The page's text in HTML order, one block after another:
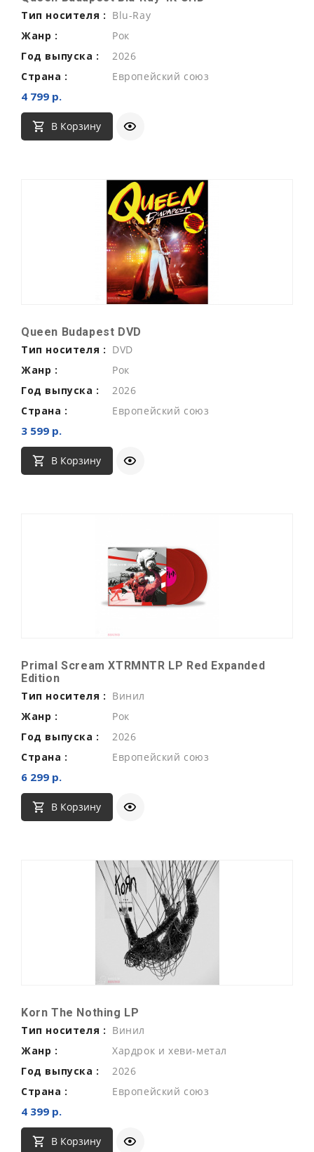
Тип носителя : Blu-Ray
Жанр :
Рок
Год выпуска :
2026
Страна :
Европейский союз
4 799 р.
В Корзину
Queen Budapest DVD
Тип носителя : DVD
Жанр :
Рок
Год выпуска :
2026
Страна :
Европейский союз
3 599 р.
В Корзину
Primal Scream XTRMNTR LP Red Expanded
Edition
Тип носителя : Винил
Жанр :
Рок
Год выпуска :
2026
Страна :
Европейский союз
6 299 р.
В Корзину
Korn The Nothing LP
Тип носителя : Винил
Жанр :
Хардрок и хеви-метал
Год выпуска :
2026
Страна :
Европейский союз
4 399 р.
В Корзину